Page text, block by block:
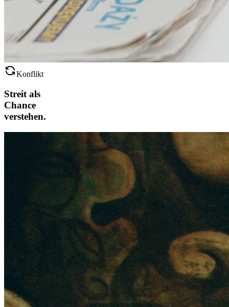
Konflikt
Streit als
Chance
verstehen.